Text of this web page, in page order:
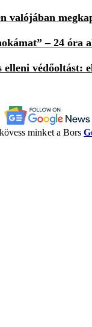
valójában
– 24 óra
védőoltást:
minket a Bors